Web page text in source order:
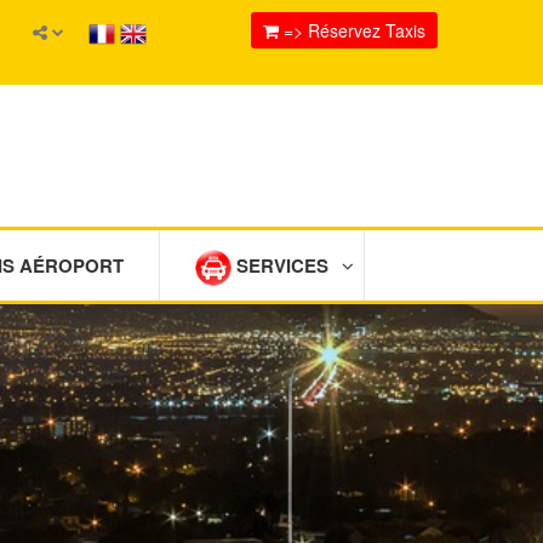
=> Réservez Taxis
AÉROPORT SERVICES